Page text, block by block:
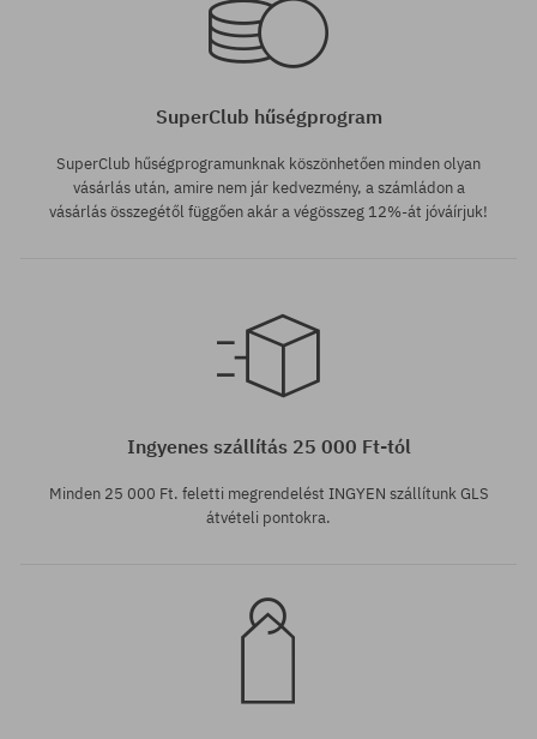
35.5; 36; 36 2/3; 37 1/3; 38; 38
Elérhető méretek:
SuperClub hűségprogram
SuperClub hűségprogramunknak köszönhetően minden olyan
vásárlás után, amire nem jár kedvezmény, a számládon a
vásárlás összegétől függően akár a végösszeg 12%-át jóváírjuk!
Ingyenes szállítás 25 000 Ft-tól
Minden 25 000 Ft. feletti megrendelést INGYEN szállítunk GLS
átvételi pontokra.